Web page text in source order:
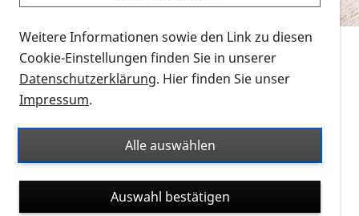
können? Schauen Sie sich dieErklärvideos zum
Thema Infomaterial auf der PRO RETINA-Website
für blinde und sehbehinderte Menschen an.
Auf dieser Seite finden Sie sämtliches Infomaterial
Ort. Nutzen Sie den Formatfilter, um ausschließlich
nach Flyern und Broschüren, Audios oder Videos zu
suchen. Die meisten Flyer und Broschüren werden in
verschiedenen Formaten angeboten: zur
Weitere Informationen sowie den Link zu diesen
Cookie-Einstellungen finden Sie in unserer
Datenschutzerklärung. Hier finden Sie unser
Impressum.
Alle auswählen
Auswahl bestätigen